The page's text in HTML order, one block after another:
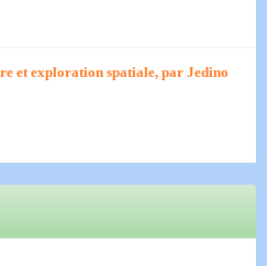
et exploration spatiale, par Jedino